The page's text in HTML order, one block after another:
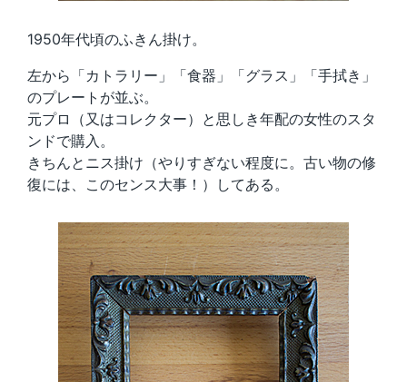
1950年代頃のふきん掛け。
左から「カトラリー」「食器」「グラス」「手拭き」
のプレートが並ぶ。
元プロ（又はコレクター）と思しき年配の女性のスタ
ンドで購入。
きちんとニス掛け（やりすぎない程度に。古い物の修
復には、このセンス大事！）してある。